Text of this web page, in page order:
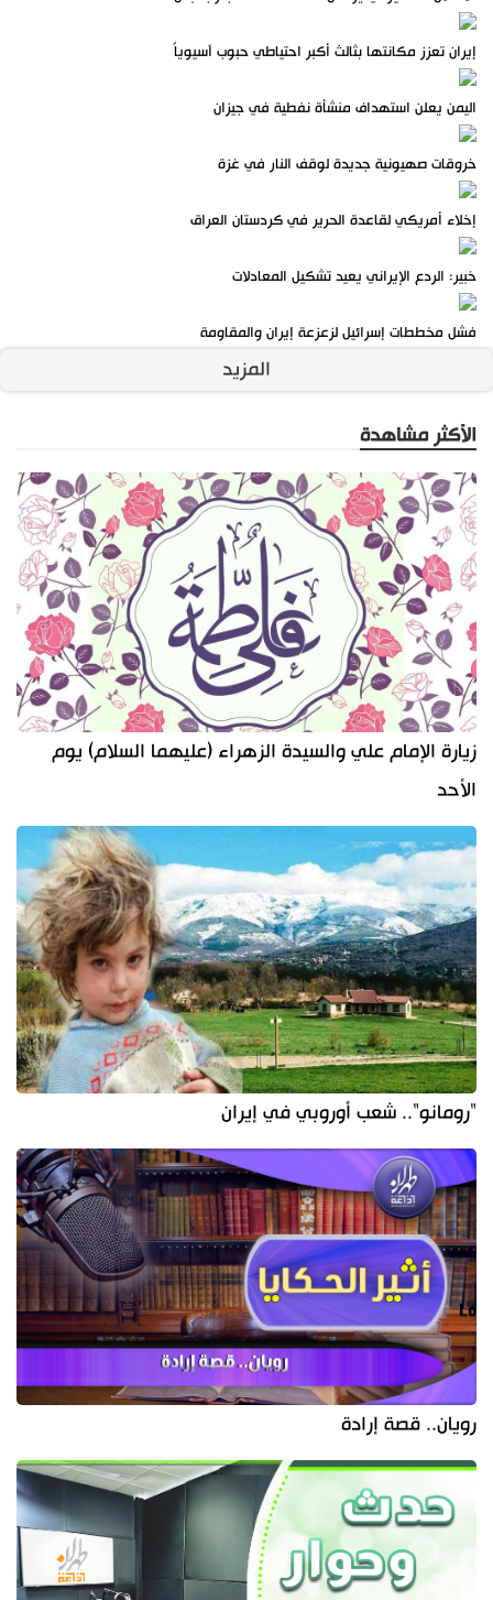
إيران تعزز مكانتها بثالث أكبر احتياطي حبوب آسيوياً
اليمن يعلن استهداف منشأة نفطية في جيزان
خروقات صهيونية جديدة لوقف النار في غزة
إخلاء أمريكي لقاعدة الحرير في كردستان العراق
خبير: الردع الإيراني يعيد تشكيل المعادلات
فشل مخططات إسرائيل لزعزعة إيران والمقاومة
المزيد
الأكثر مشاهدة
زيارة الإمام علي والسيدة الزهراء (عليهما السلام) يوم
الأحد
"رومانو".. شعب أوروبي في إيران
رويان.. قصة إرادة